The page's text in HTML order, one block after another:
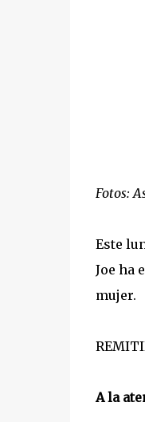
Fotos:
Este
Joe ha
mujer.
A la